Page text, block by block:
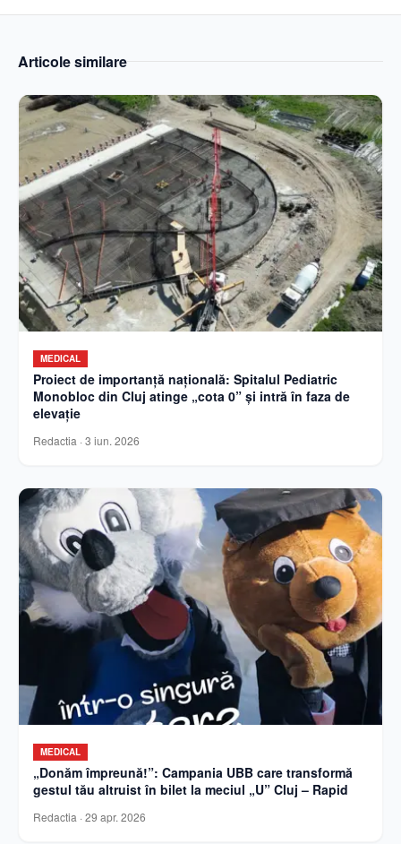
Articole similare
MEDICAL
Proiect de importanță națională: Spitalul Pediatric
Monobloc din Cluj atinge „cota 0” și intră în faza de
elevație
Redactia · 3 iun. 2026
MEDICAL
„Donăm împreună!”: Campania UBB care transformă
gestul tău altruist în bilet la meciul „U” Cluj – Rapid
Redactia · 29 apr. 2026